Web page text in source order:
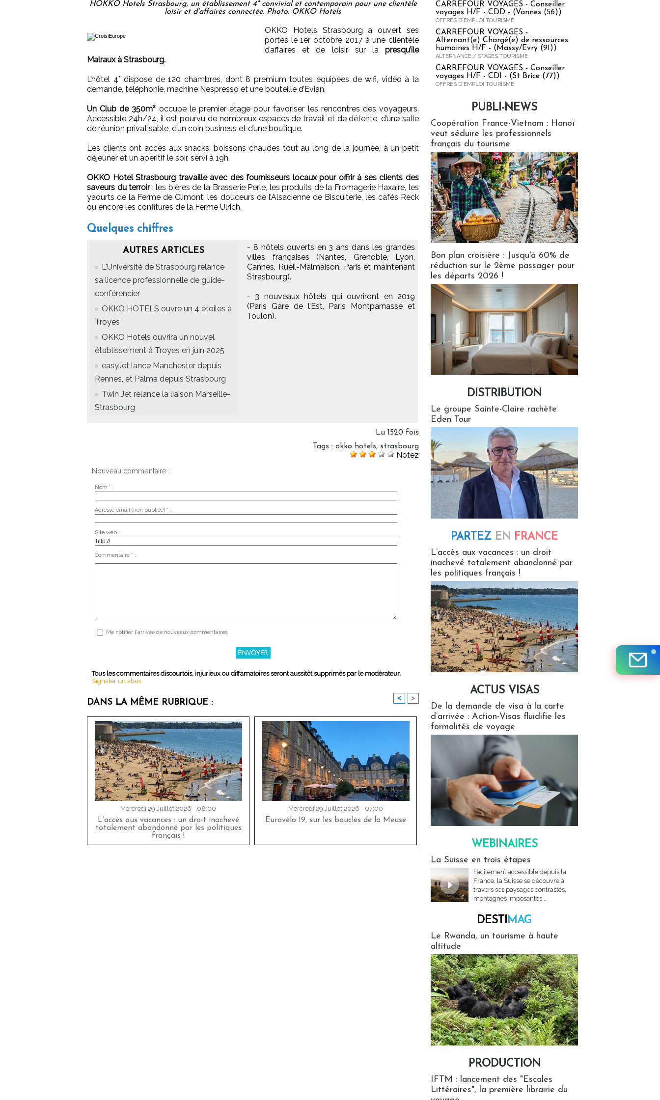
HOKKO Hotels Strasbourg, un établissement 4* convivial et contemporain pour une clientèle
loisir et d'affaires connectée. Photo: OKKO Hotels
OKKO Hotels Strasbourg a ouvert ses
portes le 1er octobre 2017 à une clientèle
d’affaires et de loisir, sur la presqu’île
Malraux à Strasbourg.
L’hôtel 4* dispose de 120 chambres, dont 8 premium toutes équipées de wifi, vidéo à la
demande, téléphonie, machine Nespresso et une bouteille d’Evian.
Un Club de 350m² occupe le premier étage pour favoriser les rencontres des voyageurs.
Accessible 24h/24, il est pourvu de nombreux espaces de travail et de détente, d’une salle
de réunion privatisable, d’un coin business et d’une boutique.
Les clients ont accès aux snacks, boissons chaudes tout au long de la journée, à un petit
déjeuner et un apéritif le soir, servi à 19h.
OKKO Hotel Strasbourg travaille avec des fournisseurs locaux pour offrir à ses clients des
saveurs du terroir: les bières de la Brasserie Perle, les produits de la Fromagerie Haxaire, les
yaourts de la Ferme de Climont, les douceurs de l’Alsacienne de Biscuiterie, les cafés Reck
ou encore les confitures de la Ferme Ulrich.
Quelques chiffres
AUTRES ARTICLES
L'Université de Strasbourg relance
sa licence professionnelle de guide-
conférencier
OKKO HOTELS ouvre un 4 étoiles à
Troyes
OKKO Hotels ouvrira un nouvel
établissement à Troyes en juin 2025
easyJet lance Manchester depuis
Rennes, et Palma depuis Strasbourg
Twin Jet relance la liaison Marseille-
Strasbourg
- 8 hôtels ouverts en 3 ans dans les grandes
villes françaises (Nantes, Grenoble, Lyon,
Cannes, Rueil-Malmaison, Paris et maintenant
Strasbourg).
- 3 nouveaux hôtels qui ouvriront en 2019
(Paris Gare de l’Est, Paris Montparnasse et
Toulon).
Lu 1520 fois
Tags : okko hotels, strasbourg
Notez
Nouveau commentaire :
Nom * :
Adresse email (non publiée) * :
Site web :
Commentaire * :
Me notifier l'arrivée de nouveaux commentaires
Tous les commentaires discourtois, injurieux ou diffamatoires seront aussitôt supprimés par le modérateur.
Signaler un abus
DANS LA MÊME RUBRIQUE : < >
Mercredi 29 Juillet 2026 - 08:00
L’accès aux vacances : un droit inachevé
totalement abandonné par les politiques
français !
Mercredi 29 Juillet 2026 - 07:00
Eurovélo 19, sur les boucles de la Meuse
CARREFOUR VOYAGES - Conseiller
voyages H/F - CDD - (Vannes (56))
OFFRES D'EMPLOI TOURISME
CARREFOUR VOYAGES -
Alternant(e) Chargé(e) de ressources
humaines H/F - (Massy/Evry (91))
ALTERNANCE / STAGES TOURISME
CARREFOUR VOYAGES - Conseiller
voyages H/F - CDI - (St Brice (77))
OFFRES D'EMPLOI TOURISME
PUBLI-NEWS
Coopération France-Vietnam : Hanoï
veut séduire les professionnels
français du tourisme
Bon plan croisière : Jusqu'à 60% de
réduction sur le 2ème passager pour
les départs 2026 !
DISTRIBUTION
Le groupe Sainte-Claire rachète
Eden Tour
PARTEZ EN FRANCE
L’accès aux vacances : un droit
inachevé totalement abandonné par
les politiques français !
ACTUS VISAS
De la demande de visa à la carte
d’arrivée : Action-Visas fluidifie les
formalités de voyage
WEBINAIRES
La Suisse en trois étapes
Facilement accessible depuis la
France, la Suisse se découvre à
travers ses paysages contrastés,
montagnes imposantes,...
DESTIMAG
Le Rwanda, un tourisme à haute
altitude
PRODUCTION
IFTM : lancement des "Escales
Littéraires", la première librairie du